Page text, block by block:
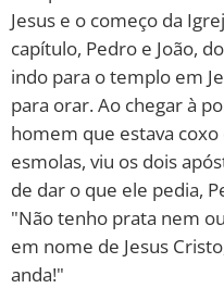
QUEM SOMOS
LOJA BÍBLIAON
Jesus e o começo da
capítulo, Pedro e João,
indo para o templo em
para orar. Ao chegar à
homem que estava
esmolas, viu os dois
de dar o que ele pedia,
"Não tenho prata nem
em nome de Jesus
anda!"